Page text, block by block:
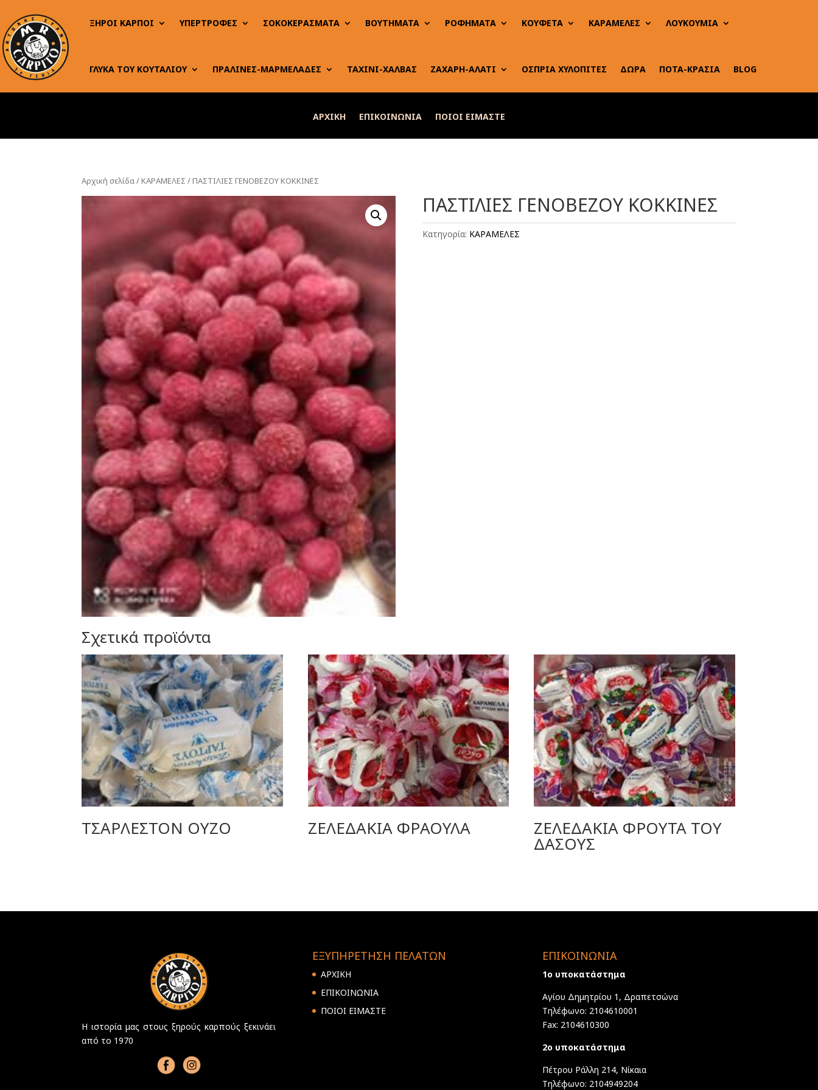
ΞΗΡΟΙ ΚΑΡΠΟΙ ΥΠΕΡΤΡΟΦΕΣ ΣΟΚΟΚΕΡΑΣΜΑΤΑ ΒΟΥΤΗΜΑΤΑ ΡΟΦΗΜΑΤΑ ΚΟΥΦΕΤΑ ΚΑΡΑΜΕΛΕΣ ΛΟΥΚΟΥΜΙΑ
ΓΛΥΚΑ ΤΟΥ ΚΟΥΤΑΛΙΟΥ ΠΡΑΛΙΝΕΣ-ΜΑΡΜΕΛΑΔΕΣ ΤΑΧΙΝΙ-ΧΑΛΒΑΣ ΖΑΧΑΡΗ-ΑΛΑΤΙ ΟΣΠΡΙΑ ΧΥΛΟΠΙΤΕΣ ΔΩΡΑ ΠΟΤΑ-ΚΡΑΣΙΑ BLOG
ΑΡΧΙΚΗ ΕΠΙΚΟΙΝΩΝΙΑ ΠΟΙΟΙ ΕΙΜΑΣΤΕ
Αρχική σελίδα/ΚΑΡΑΜΕΛΕΣ / ΠΑΣΤΙΛΙΕΣ ΓΕΝΟΒΕΖΟΥ ΚΟΚΚΙΝΕΣ
ΠΑΣΤΙΛΙΕΣ ΓΕΝΟΒΕΖΟΥ ΚΟΚΚΙΝΕΣ
Κατηγορία: ΚΑΡΑΜΕΛΕΣ
Σχετικά προϊόντα
ΤΣΑΡΛΕΣΤΟΝ ΟΥΖΟ ΖΕΛΕΔΑΚΙΑ ΦΡΑΟΥΛΑ ΖΕΛΕΔΑΚΙΑ ΦΡΟΥΤΑ ΤΟΥ
ΔΑΣΟΥΣ
Η ιστορία μας στους ξηρούς καρπούς ξεκινάει
από το 1970
ΕΞΥΠΗΡΕΤΗΣΗ ΠΕΛΑΤΩΝ
ΑΡΧΙΚΗ
ΕΠΙΚΟΙΝΩΝΙΑ
ΠΟΙΟΙ ΕΙΜΑΣΤΕ
ΕΠΙΚΟΙΝΩΝΙΑ
1ο υποκατάστημα
Αγίου Δημητρίου 1, Δραπετσώνα
Τηλέφωνο: 2104610001
Fax: 2104610300
2ο υποκατάστημα
Πέτρου Ράλλη 214, Νίκαια
Τηλέφωνο: 2104949204